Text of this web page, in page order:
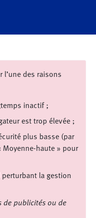
l’une des raisons
inactif ;
est trop élevée ;
plus basse (par
haute » pour
la gestion
de publicités ou de